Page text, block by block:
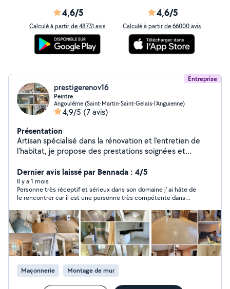
4,6/5
Calculé à partir de 48731 avis
4,6/5
Calculé à partir de 66000 avis
Entreprise
prestigerenov16
Peintre
Angoulême (Saint-Martin-Saint-Gelais-l'Anguienne)
4,9/5 (7 avis)
Présentation
Artisan spécialisé dans la rénovation et l'entretien de
l'habitat, je propose des prestations soignées et
intérieure (peinture, placo, sols) * travaux extérieurs et
façades * nettoyage haute pression (terrasses, dallages,
murs) * petits travaux et finitions Travail sérieux, propre
et soigné, avec respect des délais et communication
simple. Intervention : Angoulême et alentours Devis
rapide et gratuit sur demande - plâtrerie * placo * murs *
plafonds * peinture * rénovation intérieure * revêtement
de sol * faux plafond * bandes à joints * parquet *
carrelage
Dernier avis laissé par Bennada : 4/5
Il y a 1 mois
Personne très réceptif et sérieux dans son domaine j' ai hâte de
le rencontrer car il est une personne très compétente dans
Maçonnerie Montage de mur